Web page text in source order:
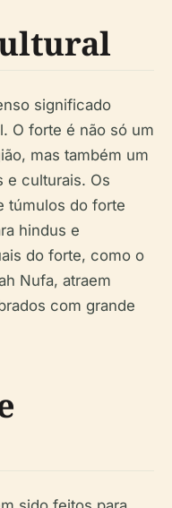
significado
O forte é não só um
mas também um
e culturais. Os
túmulos do forte
hindus e
do forte, como o
Nufa, atraem
com grande